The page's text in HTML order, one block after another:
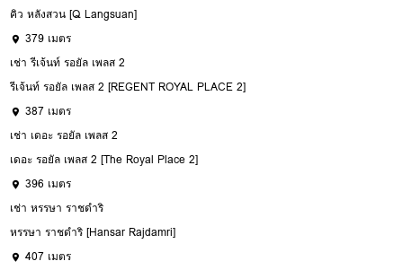
คิว หลังสวน [Q Langsuan]
379 เมตร
เช่า รีเจ้นท์ รอยัล เพลส 2
รีเจ้นท์ รอยัล เพลส 2 [REGENT ROYAL PLACE 2]
387 เมตร
เช่า เดอะ รอยัล เพลส 2
เดอะ รอยัล เพลส 2 [The Royal Place 2]
396 เมตร
เช่า หรรษา ราชดำริ
หรรษา ราชดำริ [Hansar Rajdamri]
407 เมตร